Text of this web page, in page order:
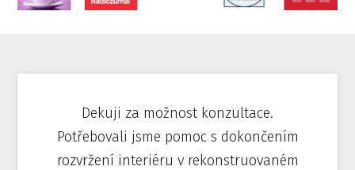
Dekuji za možnost konzultace.
Potřebovali jsme pomoc s dokončením
rozvržení interiéru v rekonstruovaném